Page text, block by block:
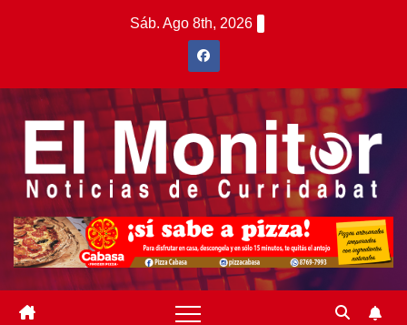
Sáb. Ago 8th, 2026